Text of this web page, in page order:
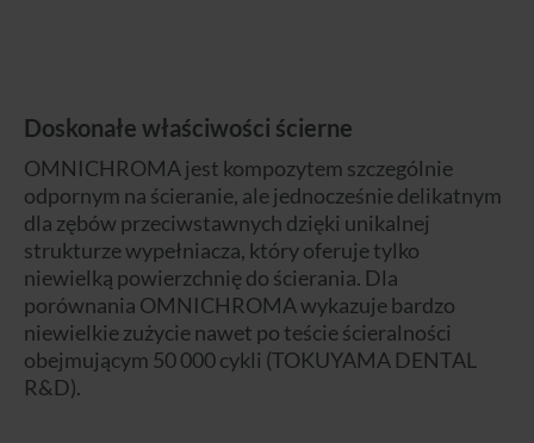
Doskonałe właściwości ścierne
OMNICHROMA jest kompozytem szczególnie
odpornym na ścieranie, ale jednocześnie delikatnym
dla zębów przeciwstawnych dzięki unikalnej
strukturze wypełniacza, który oferuje tylko
niewielką powierzchnię do ścierania. Dla
porównania OMNICHROMA wykazuje bardzo
niewielkie zużycie nawet po teście ścieralności
obejmującym 50 000 cykli (TOKUYAMA DENTAL
R&D).